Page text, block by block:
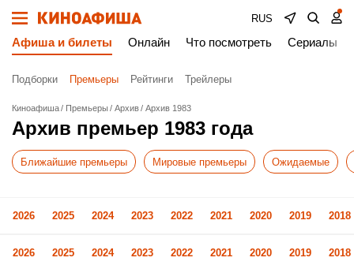
RUS
Афиша и билеты Онлайн Что посмотреть Сериалы
Подборки Премьеры Рейтинги Трейлеры
Киноафиша Премьеры Архив Архив 1983
Архив премьер 1983 года
Ближайшие премьеры Мировые премьеры Ожидаемые
2026 2025 2024 2023 2022 2021 2020 2019 2018
2026 2025 2024 2023 2022 2021 2020 2019 2018